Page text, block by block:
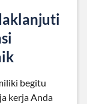
begitu
kerja Anda